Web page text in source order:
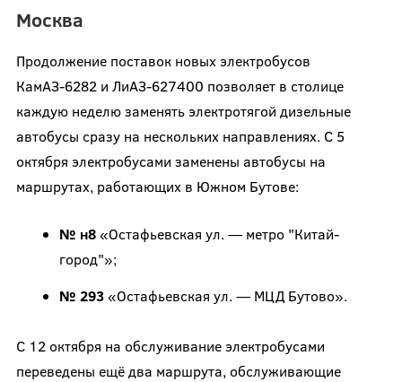
Москва
Продолжение поставок новых электробусов
КамАЗ-6282 и ЛиАЗ-627400 позволяет в столице
каждую неделю заменять электротягой дизельные
автобусы сразу на нескольких направлениях. С 5
октября электробусами заменены автобусы на
маршрутах, работающих в Южном Бутове:
№ н8«Остафьевская ул. — метро "Китай-
город"»;
№ 293«Остафьевская ул. — МЦД Бутово».
С 12 октября на обслуживание электробусами
переведены ещё два маршрута, обслуживающие